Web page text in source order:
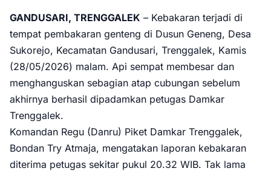
GANDUSARI, TRENGGALEK – Kebakaran terjadi di
tempat pembakaran genteng di Dusun Geneng, Desa
Sukorejo, Kecamatan Gandusari, Trenggalek, Kamis
(28/05/2026) malam. Api sempat membesar dan
menghanguskan sebagian atap cubungan sebelum
akhirnya berhasil dipadamkan petugas Damkar
Trenggalek.
Komandan Regu (Danru) Piket Damkar Trenggalek,
Bondan Try Atmaja, mengatakan laporan kebakaran
diterima petugas sekitar pukul 20.32 WIB. Tak lama